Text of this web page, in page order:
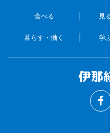
食べる 見
暮らす・働く 学